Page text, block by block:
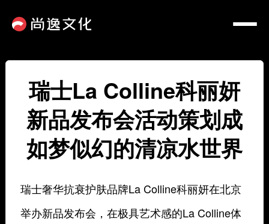
瑞士La Colline科丽妍
新品发布会活动策划成
如梦似幻的清凉水世界
瑞士奢华抗衰护肤品牌La Colline科丽妍在北京
举办新品发布会，在极具艺术感的La Colline体